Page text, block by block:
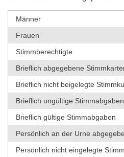
Männer
Frauen
Stimmberechtigte
Brieflich abgegebene
Brieflich nicht beigelegte
Brieflich ungültige Stimmabgaben
Brieflich gültige Stimmabgaben
Persönlich an der Urne
Persönlich nicht eingelegte